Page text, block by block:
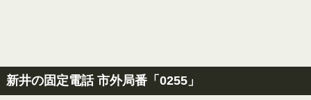
新井の固定電話 市外局番「0255」